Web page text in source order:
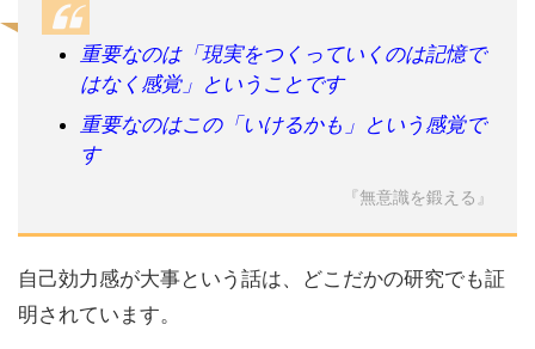
重要なのは「現実をつくっていくのは記憶で
はなく感覚」ということです
重要なのはこの「いけるかも」という感覚で
す
『無意識を鍛える』
自己効力感が大事という話は、どこだかの研究でも証
明されています。